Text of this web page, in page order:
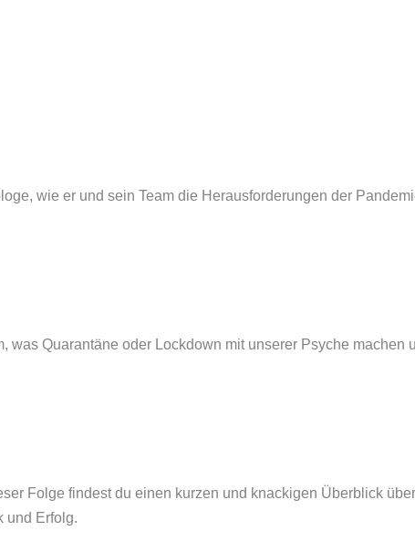
wie er und sein Team die Herausforderungen der
Quarantäne oder Lockdown mit unserer Psyche machen
Folge findest du einen kurzen und knackigen Überblick
und Erfolg.